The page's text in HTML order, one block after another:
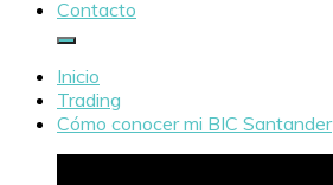
Contacto
Inicio
Trading
Cómo conocer mi BIC Santander